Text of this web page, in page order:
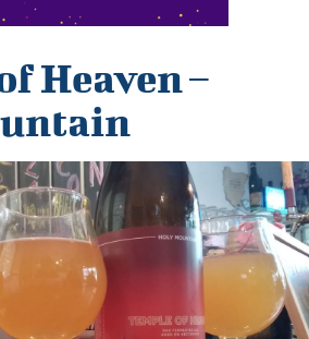
Heaven –